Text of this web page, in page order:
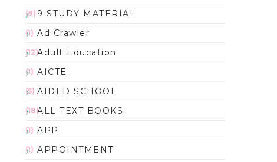
9 STUDY MATERIAL
(8)
Ad Crawler
(1)
Adult Education
(12)
AICTE
(1)
AIDED SCHOOL
(5)
ALL TEXT BOOKS
(18)
APP
(1)
APPOINTMENT
(1)